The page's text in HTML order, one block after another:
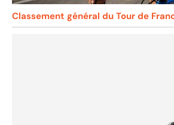
Classement général du Tour de